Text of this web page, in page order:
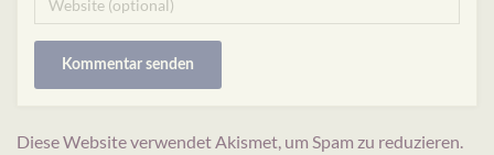
Diese Website verwendet Akismet, um Spam zu reduzieren.